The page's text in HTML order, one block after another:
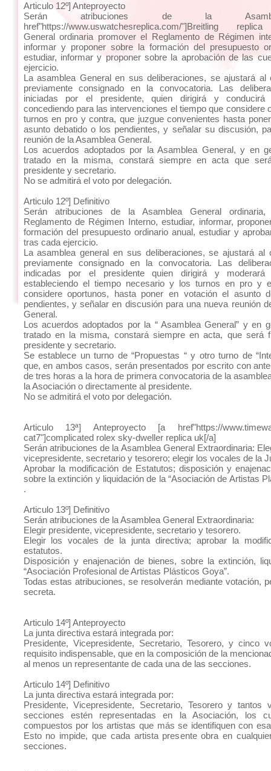
Articulo 12º] Anteproyecto
Serán atribuciones de la
href"https://www.uswatchesreplica.com/"]Breitling
General ordinaria promover el Reglamento de Régimen
informar y proponer sobre la formación del presupuesto
estudiar, informar y proponer sobre la aprobación de las
ejercicio.
La asamblea General en sus deliberaciones, se ajustará al
previamente consignado en la convocatoria. Las
iniciadas por el presidente, quien dirigirá y conducirá
concediendo para las intervenciones el tiempo que considere
turnos en pro y contra, que juzgue convenientes hasta
asunto debatido o los pendientes, y señalar su discusión,
reunión de la Asamblea General.
Los acuerdos adoptados por la Asamblea General, y en
tratado en la misma, constará siempre en acta que
presidente y secretario.
No se admitirá el voto por delegación.
Articulo 12º] Definitivo
Serán atribuciones de la Asamblea General
Reglamento de Régimen Interno, estudiar, informar,
formación del presupuesto ordinario anual, estudiar y
tras cada ejercicio.
La asamblea general en sus deliberaciones, se ajustará al
previamente consignado en la convocatoria. Las
indicadas por el presidente quien dirigirá y moderará
estableciendo el tiempo necesario y los turnos en pro y
considere oportunos, hasta poner en votación el asunto
pendientes, y señalar en discusión para una nueva reunión
General.
Los acuerdos adoptados por la “ Asamblea General” y en
tratado en la misma, constará siempre en acta, que será
presidente y secretario.
Se establece un turno de “Propuestas “ y otro turno de
que, en ambos casos, serán presentados por escrito con
de tres horas a la hora de primera convocatoria de la
la Asociación o directamente al presidente.
No se admitirá el voto por delegación.
Articulo 13ª] Anteproyecto [a href"https://
cat7"]complicated rolex sky-dweller replica uk[/a]
Serán atribuciones de la Asamblea General Extraordinaria:
vicepresidente, secretario y tesorero; elegir los vocales de la
Aprobar la modificación de Estatutos; disposición y
sobre la extinción y liquidación de la “Asociación de Artistas
.
Articulo 13º] Definitivo
Serán atribuciones de la Asamblea General Extraordinaria:
Elegir presidente, vicepresidente, secretario y tesorero.
Elegir los vocales de la junta directiva; aprobar la
estatutos.
Disposición y enajenación de bienes, sobre la extinción,
“Asociación Profesional de Artistas Plásticos Goya”.
Todas estas atribuciones, se resolverán mediante votación,
secreta.
Articulo 14º] Anteproyecto
La junta directiva estará integrada por:
Presidente, Vicepresidente, Secretario, Tesorero, y cinco
requisito indispensable, que en la composición de la
al menos un representante de cada una de las secciones.
Articulo 14º] Definitivo
La junta directiva estará integrada por:
Presidente, Vicepresidente, Secretario, Tesorero y tantos
secciones estén representadas en la Asociación, los
compuestos por los artistas que más se identifiquen con
Esto no impide, que cada artista presente obra en
secciones.